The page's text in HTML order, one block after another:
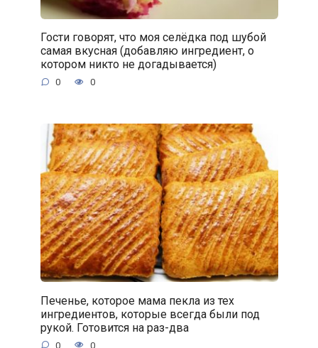
Гости говорят, что моя селёдка под шубой
самая вкусная (добавляю ингредиент, о
котором никто не догадывается)
0 0
Печенье, которое мама пекла из тех
ингредиентов, которые всегда были под
рукой. Готовится на раз-два
0 0